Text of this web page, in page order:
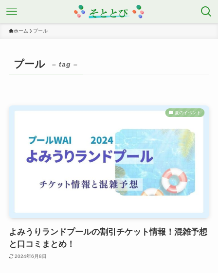
ホーム プール
プール – tag –
夏のイベント
よみうりランドプールの割引チケット情報！混雑予想
と口コミまとめ！
2024年6月8日